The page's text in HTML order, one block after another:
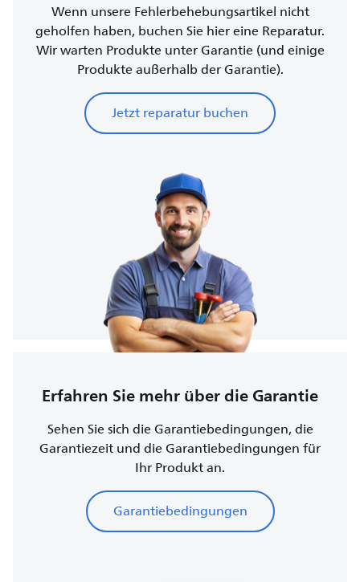
Wenn unsere Fehlerbehebungsartikel nicht
geholfen haben, buchen Sie hier eine Reparatur.
Wir warten Produkte unter Garantie (und einige
Produkte außerhalb der Garantie).
Jetzt reparatur buchen
Erfahren Sie mehr über die Garantie
Sehen Sie sich die Garantiebedingungen, die
Garantiezeit und die Garantiebedingungen für
Ihr Produkt an.
Garantiebedingungen